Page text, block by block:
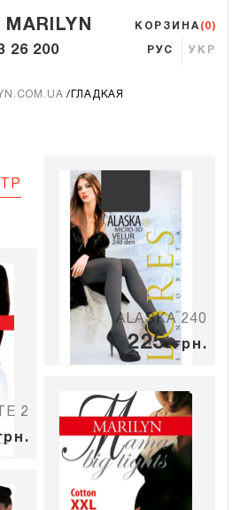
26 200 РУС УКР
КОРЗИНА (0)
ГЛАДКАЯ
2
ALASKA 240
225грн.